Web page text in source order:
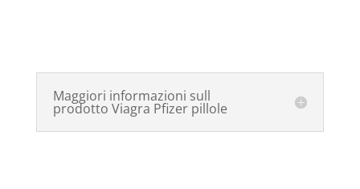
Maggiori informazioni sull
prodotto Viagra Pfizer pillole